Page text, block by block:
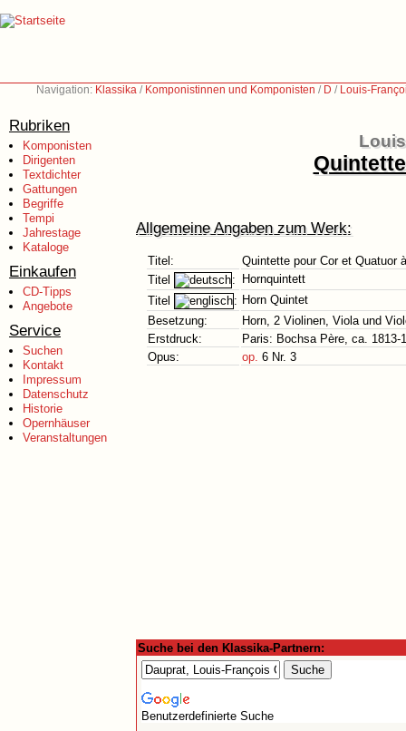
Navigation: Klassika / Komponistinnen und Komponisten / D / Louis-
Rubriken
Komponisten
Dirigenten
Textdichter
Gattungen
Begriffe
Tempi
Jahrestage
Kataloge
Einkaufen
CD-Tipps
Angebote
Service
Suchen
Kontakt
Impressum
Datenschutz
Historie
Opernhäuser
Veranstaltungen
Allgemeine Angaben zum Werk:
Titel:
Quintette pour Cor et Quatuor
Titel
:
Hornquintett
Titel
: Horn Quintet
Besetzung:
Horn, 2 Violinen, Viola und
Erstdruck:
Paris: Bochsa Père, ca. 1813-
Opus:
op. 6 Nr. 3
Suche bei den Klassika-Partnern:
Benutzerdefinierte Suche